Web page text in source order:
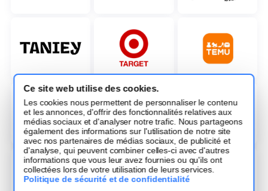
Ce site web utilise des cookies.
Les cookies nous permettent de personnaliser le contenu
et les annonces, d'offrir des fonctionnalités relatives aux
médias sociaux et d'analyser notre trafic. Nous partageons
également des informations sur l'utilisation de notre site
avec nos partenaires de médias sociaux, de publicité et
d'analyse, qui peuvent combiner celles-ci avec d'autres
informations que vous leur avez fournies ou qu'ils ont
collectées lors de votre utilisation de leurs services.
Politique de sécurité et de confidentialité